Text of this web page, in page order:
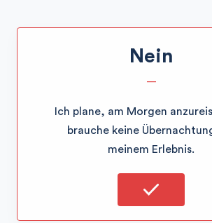
Nein
—
Ich plane, am Morgen
brauche keine
meinem Erlebnis.